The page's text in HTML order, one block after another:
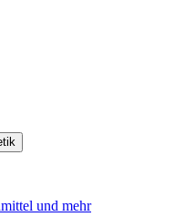
und mehr